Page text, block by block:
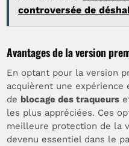
controversée de
Avantages de la version
En optant pour la version
acquièrent une
de blocage des traqueurs
les plus appréciées. Ces
meilleure protection de la
devenu essentiel dans le